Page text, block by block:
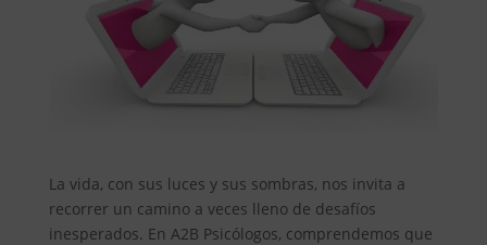
La vida, con sus luces y sus sombras, nos invita a
recorrer un camino a veces lleno de desafíos
inesperados. En A2B Psicólogos, comprendemos que